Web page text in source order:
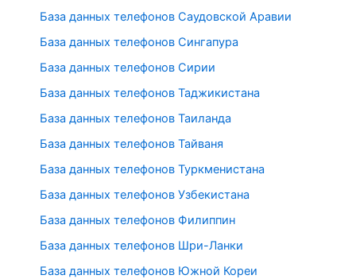
База данных телефонов Саудовской Аравии
База данных телефонов Сингапура
База данных телефонов Сирии
База данных телефонов Таджикистана
База данных телефонов Таиланда
База данных телефонов Тайваня
База данных телефонов Туркменистана
База данных телефонов Узбекистана
База данных телефонов Филиппин
База данных телефонов Шри-Ланки
База данных телефонов Южной Кореи